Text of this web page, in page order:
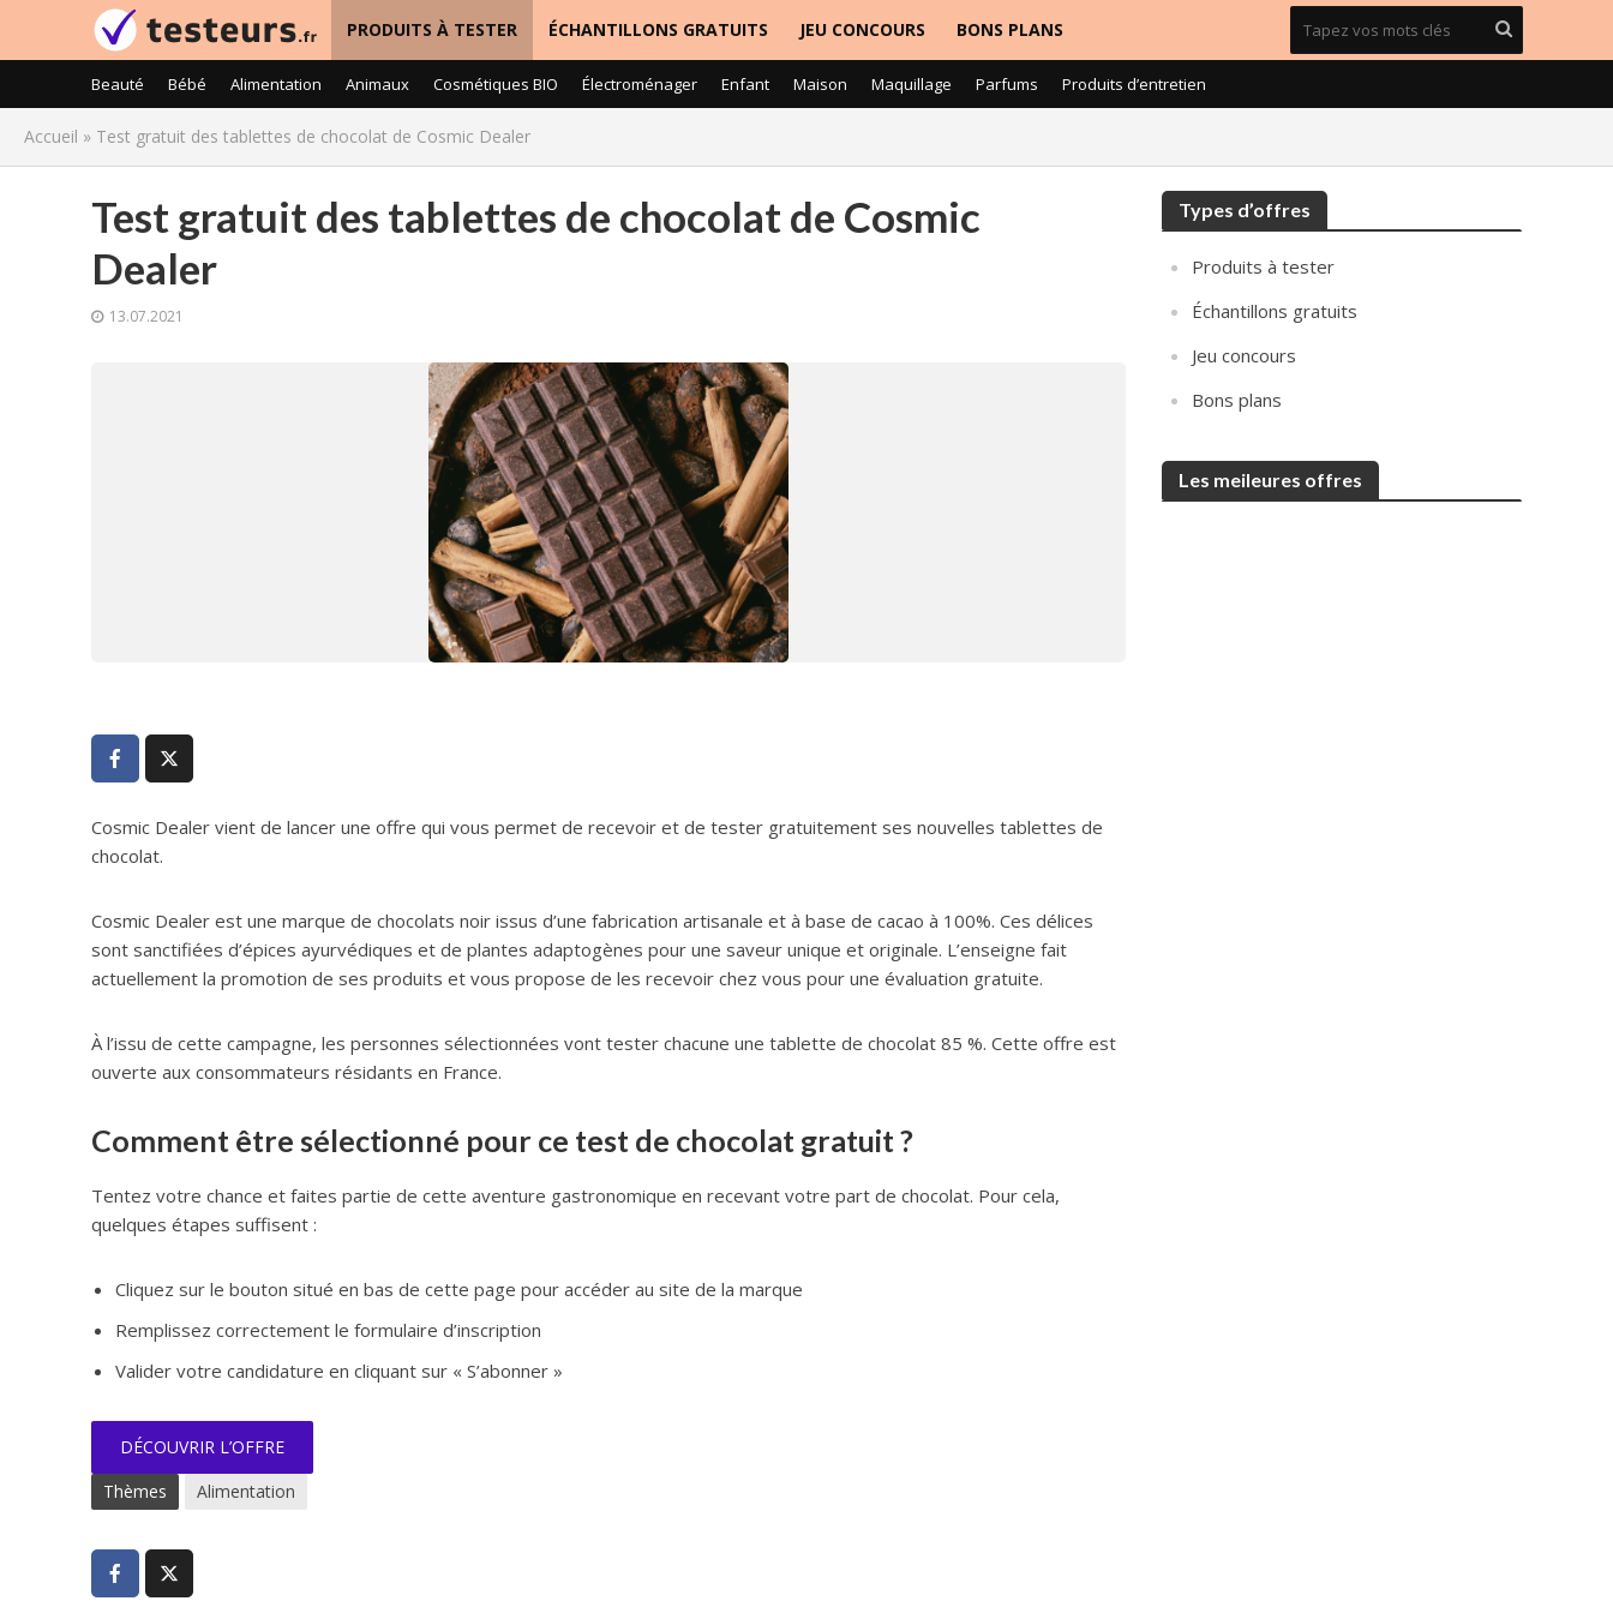
PRODUITS À TESTER ÉCHANTILLONS GRATUITS JEU CONCOURS BONS PLANS
Beauté Bébé Alimentation Animaux Cosmétiques BIO Électroménager Enfant Maison Maquillage Parfums Produits d’entretien
Accueil » Test gratuit des tablettes de chocolat de Cosmic Dealer
Test gratuit des tablettes de chocolat de Cosmic
Dealer
13.07.2021
Cosmic Dealer vient de lancer une offre qui vous permet de recevoir et de tester gratuitement ses nouvelles tablettes de
chocolat.
Cosmic Dealer est une marque de chocolats noir issus d’une fabrication artisanale et à base de cacao à 100%. Ces délices
sont sanctifiées d’épices ayurvédiques et de plantes adaptogènes pour une saveur unique et originale. L’enseigne fait
actuellement la promotion de ses produits et vous propose de les recevoir chez vous pour une évaluation gratuite.
À l’issu de cette campagne, les personnes sélectionnées vont tester chacune une tablette de chocolat 85 %. Cette offre est
ouverte aux consommateurs résidants en France.
Comment être sélectionné pour ce test de chocolat gratuit ?
Tentez votre chance et faites partie de cette aventure gastronomique en recevant votre part de chocolat. Pour cela,
quelques étapes suffisent :
Cliquez sur le bouton situé en bas de cette page pour accéder au site de la marque
Remplissez correctement le formulaire d’inscription
Valider votre candidature en cliquant sur « S’abonner »
DÉCOUVRIR L’OFFRE
Thèmes
Alimentation
Types d’offres
Produits à tester
Échantillons gratuits
Jeu concours
Bons plans
Les meileures offres